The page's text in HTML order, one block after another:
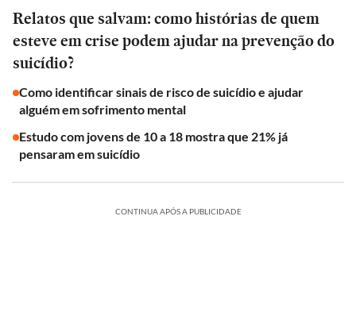
Relatos que salvam: como histórias de quem
esteve em crise podem ajudar na prevenção do
suicídio?
Como identificar sinais de risco de suicídio e ajudar
alguém em sofrimento mental
Estudo com jovens de 10 a 18 mostra que 21% já
pensaram em suicídio
CONTINUA APÓS A PUBLICIDADE